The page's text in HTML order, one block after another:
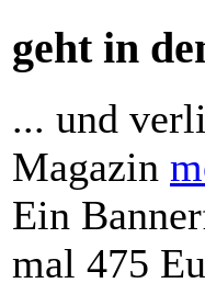
geht in
... und
Magazin
Ein
mal 475